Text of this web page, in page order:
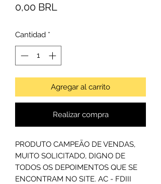
0,00 BRLPrecio
Cantidad *
Agregar al carrito
Realizar compra
PRODUTO CAMPEÃO DE VENDAS,
MUITO SOLICITADO, DIGNO DE
TODOS OS DEPOIMENTOS QUE SE
ENCONTRAM NO SITE. AC - FDIII